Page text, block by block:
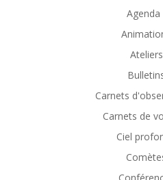
Agenda
Ateliers
Carnets
Carnets de
Ciel